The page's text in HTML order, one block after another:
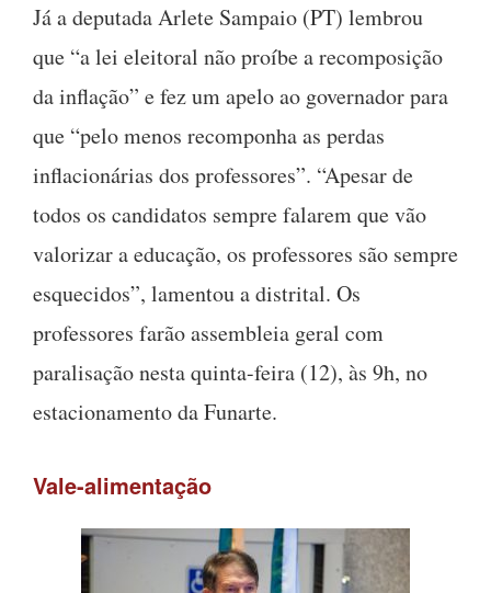
Já a deputada Arlete Sampaio (PT) lembrou
que “a lei eleitoral não proíbe a recomposição
da inflação” e fez um apelo ao governador para
que “pelo menos recomponha as perdas
inflacionárias dos professores”. “Apesar de
todos os candidatos sempre falarem que vão
valorizar a educação, os professores são sempre
esquecidos”, lamentou a distrital. Os
professores farão assembleia geral com
paralisação nesta quinta-feira (12), às 9h, no
estacionamento da Funarte.
Vale-alimentação